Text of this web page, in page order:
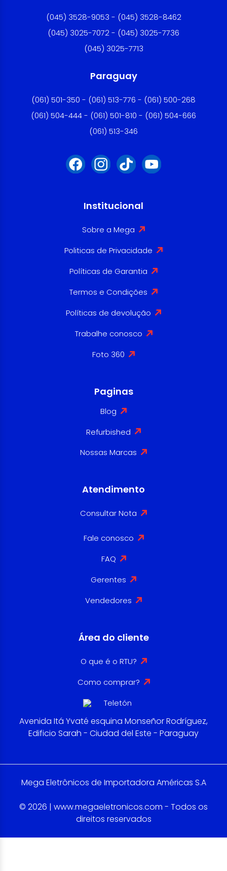
(045) 3528-9053 - (045) 3528-8462
(045) 3025-7072 - (045) 3025-7736
(045) 3025-7713
Paraguay
(061) 501-350 - (061) 513-776 - (061) 500-268
(061) 504-444 - (061) 501-810 - (061) 504-666
(061) 513-346
Institucional
Sobre a Mega
Politicas de Privacidade
Políticas de Garantia
Termos e Condições
Políticas de devolução
Trabalhe conosco
Foto 360
Paginas
Blog
Refurbished
Nossas Marcas
Atendimento
Consultar Nota
Fale conosco
FAQ
Gerentes
Vendedores
Área do cliente
O que é o RTU?
Como comprar?
Avenida Itá Yvaté esquina Monseñor Rodríguez,
Edificio Sarah - Ciudad del Este - Paraguay
Mega Eletrônicos de Importadora Américas S.A
© 2026 | www.megaeletronicos.com - Todos os
direitos reservados